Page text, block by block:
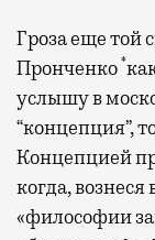
Гроза еще той
Пронченко*
услышу в
“концепция”,
Концепцией
когда, вознеся
«философии